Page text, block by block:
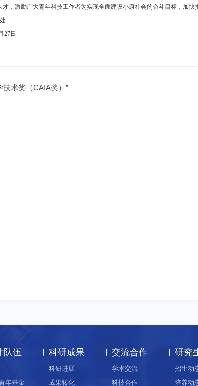
；激励广大青年科技工作者为实现全面建设小康社会的奋斗目标，加快
27日
术奖（CAIA奖）”
队伍
年基金
科研成果
科研进展
成果转化
交流合作
学术交流
科技合作
研究
招生动
培养动